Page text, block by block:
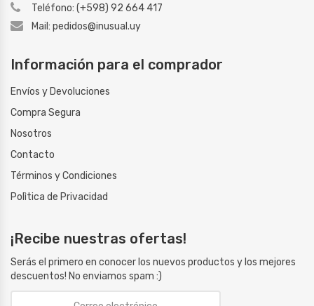
Teléfono: (+598) 92 664 417
Mail: pedidos@inusual.uy
Información para el comprador
Envíos y Devoluciones
Compra Segura
Nosotros
Contacto
Términos y Condiciones
Polìtica de Privacidad
¡Recibe nuestras ofertas!
Serás el primero en conocer los nuevos productos y los mejores
descuentos! No enviamos spam :)